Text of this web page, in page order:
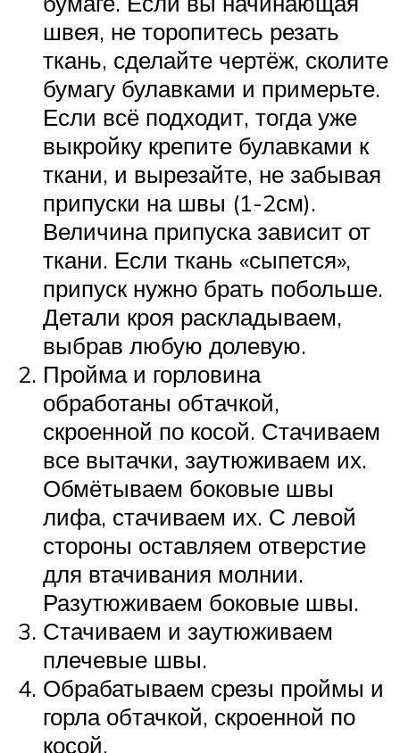
швея, не торопитесь резать
ткань, сделайте чертёж, сколите
бумагу булавками и примерьте.
Если всё подходит, тогда уже
выкройку крепите булавками к
ткани, и вырезайте, не забывая
припуски на швы (1-2см).
Величина припуска зависит от
ткани. Если ткань «сыпется»,
припуск нужно брать побольше.
Детали кроя раскладываем,
выбрав любую долевую.
Пройма и горловина
обработаны обтачкой,
скроенной по косой. Стачиваем
все вытачки, заутюживаем их.
Обмётываем боковые швы
лифа, стачиваем их. С левой
стороны оставляем отверстие
для втачивания молнии.
Разутюживаем боковые швы.
Стачиваем и заутюживаем
плечевые швы.
Обрабатываем срезы проймы и
горла обтачкой, скроенной по
косой.